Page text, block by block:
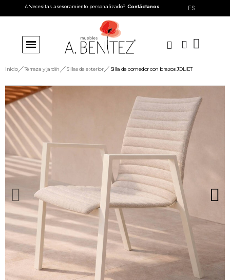
¿Necesitas asesoramiento personalizado? Contáctanos ES
Inicio Terraza y jardín Sillas de exterior Silla de comedor con brazos JOLIET